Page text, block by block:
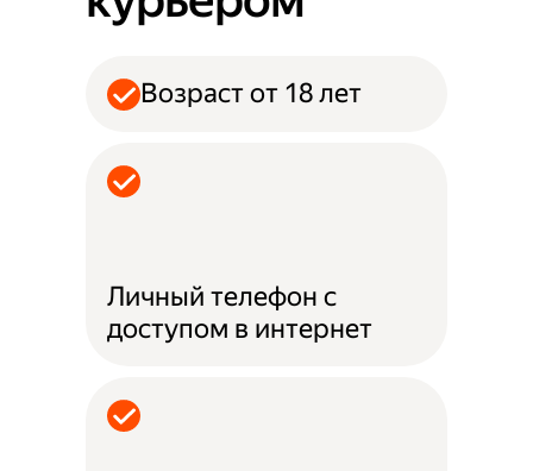
Возраст от 18 лет
Личный телефон с
доступом в интернет